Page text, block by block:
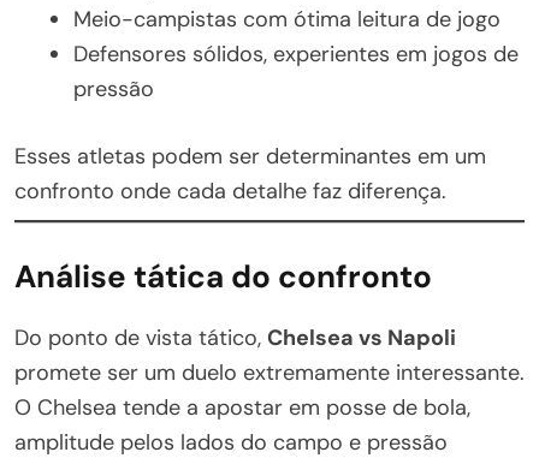
Meio-campistas com ótima leitura de jogo
Defensores sólidos, experientes em jogos de
pressão
Esses atletas podem ser determinantes em um
confronto onde cada detalhe faz diferença.
Análise tática do confronto
Do ponto de vista tático, Chelsea vs Napoli
promete ser um duelo extremamente interessante.
O Chelsea tende a apostar em posse de bola,
amplitude pelos lados do campo e pressão